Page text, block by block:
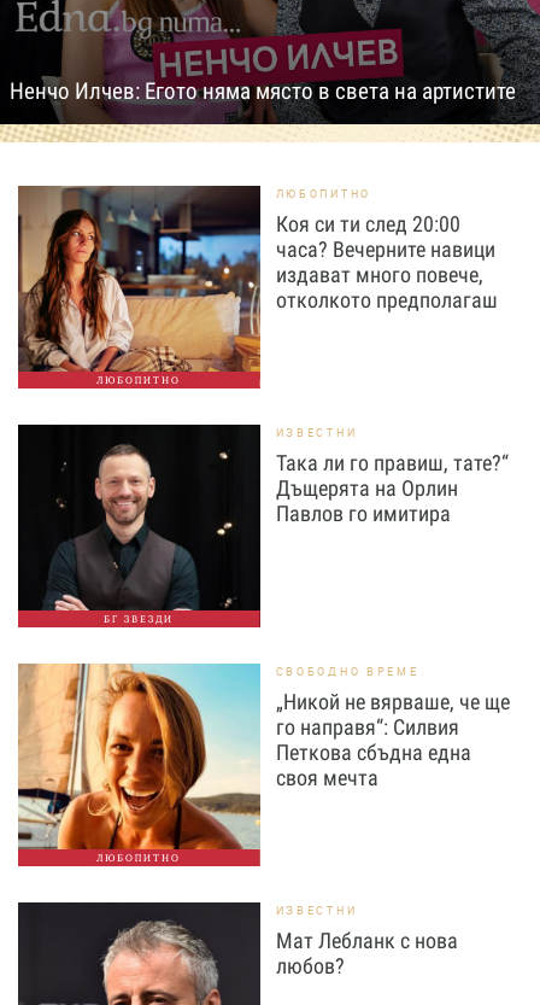
Ненчо Илчев: Егото няма място в света на артистите
ЛЮБОПИТНО
ЛЮБОПИТНО
Коя си ти след 20:00
часа? Вечерните навици
издават много повече,
отколкото предполагаш
БГ ЗВЕЗДИ
ИЗВЕСТНИ
Така ли го правиш, тате?“
Дъщерята на Орлин
Павлов го имитира
ЛЮБОПИТНО
СВОБОДНО ВРЕМЕ
„Никой не вярваше, че ще
го направя“: Силвия
Петкова сбъдна една
своя мечта
ИЗВЕСТНИ
Мат Лебланк с нова
любов?